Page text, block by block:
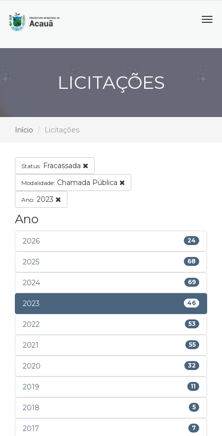
LICITAÇÕES
Início Licitações
Status: Fracassada
Modalidade: Chamada Pública
Ano: 2023
Ano
2026 24
2025 68
2024 69
2023 46
2022 53
2021 55
2020 32
2019 11
2018 5
2017 7